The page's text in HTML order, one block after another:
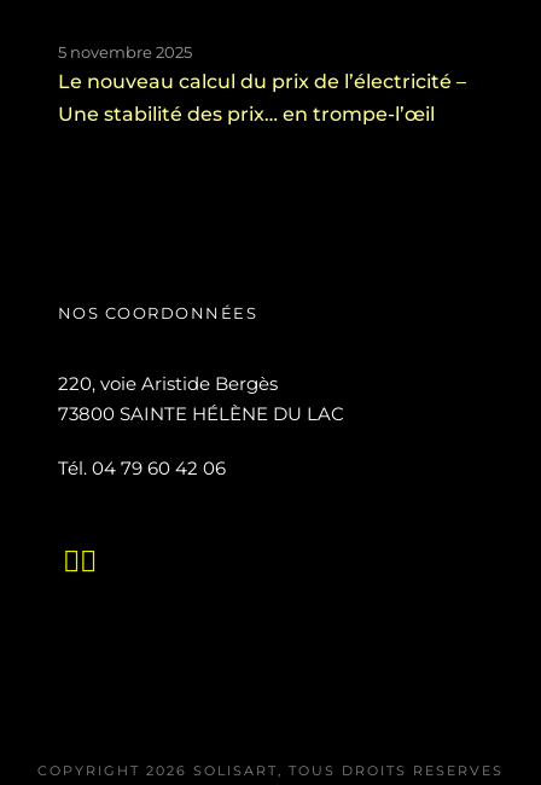
5 novembre 2025
Le nouveau calcul du prix de l’électricité –
Une stabilité des prix… en trompe-l’œil
NOS COORDONNÉES
220, voie Aristide Bergès
73800 SAINTE HÉLÈNE DU LAC
Tél. 04 79 60 42 06
COPYRIGHT 2026 SOLISART, TOUS DROITS RESERVES